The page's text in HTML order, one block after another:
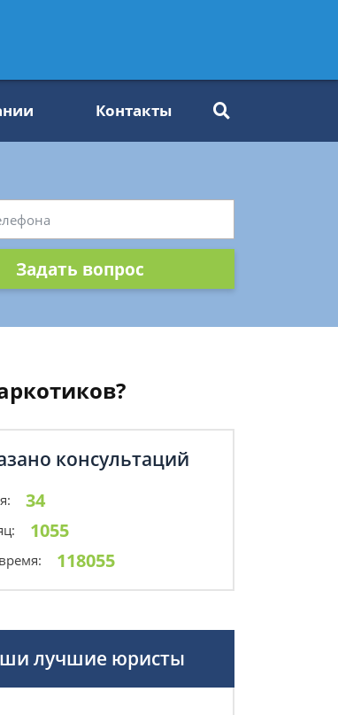
Контакты
Задать вопрос
консультаций
34
1055
118055
лучшие юристы